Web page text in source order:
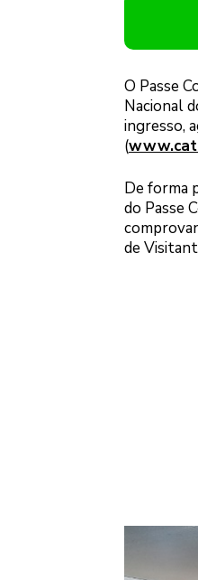
O Passe
Nacional
ingresso,
(
De forma
do Passe
de